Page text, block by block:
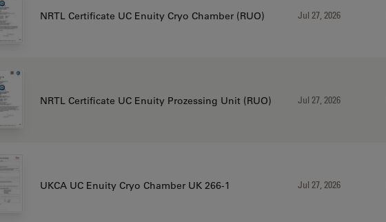
NRTL Certificate UC Enuity Cryo Chamber (RUO) Jul 27, 2026
NRTL Certificate UC Enuity Prozessing Unit (RUO) Jul 27, 2026
UKCA UC Enuity Cryo Chamber UK 266-1 Jul 27, 2026